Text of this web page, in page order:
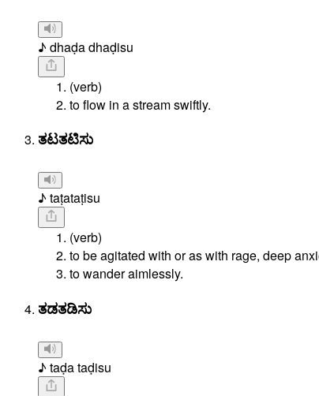
♪ dhaḍa dhaḍisu
(verb)
to flow in a stream swiftly.
ತಟತಟಿಸು
♪ taṭataṭisu
(verb)
to be agitated with or as with rage, deep
to wander aimlessly.
ತಡತಡಿಸು
♪ taḍa taḍisu